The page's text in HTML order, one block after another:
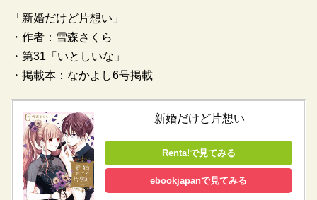
「新婚だけど片想い」
・作者：雪森さくら
・第31「いとしいな」
・掲載本：なかよし6号掲載
新婚だけど片想い
Renta!で見てみる
ebookjapanで見てみる